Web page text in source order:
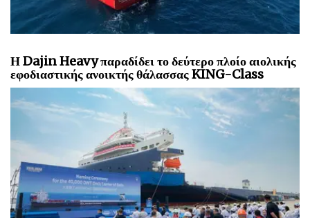
Η Dajin Heavy παραδίδει το δεύτερο πλοίο αιολικής
εφοδιαστικής ανοικτής θάλασσας KING-Class